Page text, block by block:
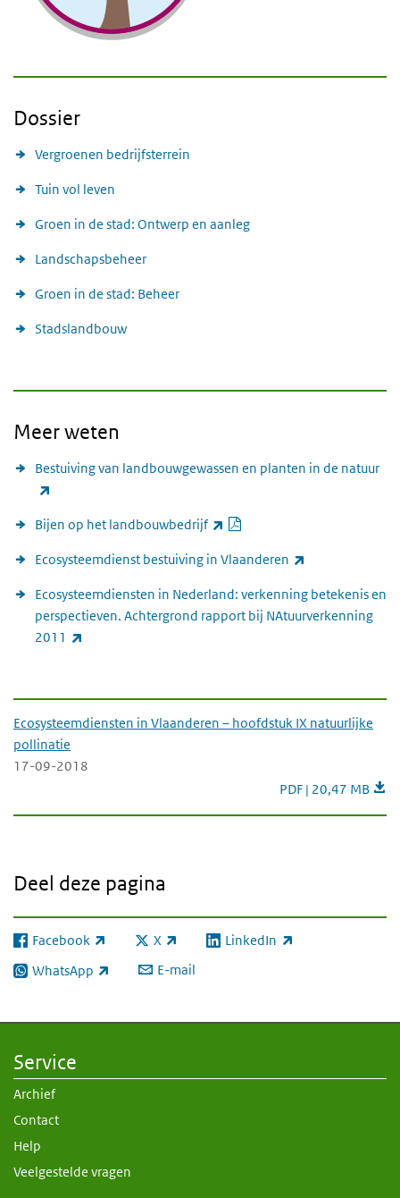
Dossier
Vergroenen bedrijfsterrein
Tuin vol leven
Groen in de stad: Ontwerp en aanleg
Landschapsbeheer
Groen in de stad: Beheer
Stadslandbouw
Meer weten
Bestuiving van landbouwgewassen en planten in de natuur
Bijen op het landbouwbedrijf
Ecosysteemdienst bestuiving in Vlaanderen
Ecosysteemdiensten in Nederland: verkenning betekenis en
perspectieven. Achtergrond rapport bij NAtuurverkenning
2011
Ecosysteemdiensten in Vlaanderen – hoofdstuk IX natuurlijke
pollinatie
17-09-2018
PDF | 20,47 MB
Deel deze pagina
Facebook
(externe link) X
(externe link) LinkedIn
(externe link)
WhatsApp
(externe link) E-mail
Service
Archief
Contact
Help
Veelgestelde vragen